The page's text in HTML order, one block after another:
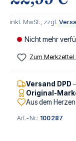
inkl. MwSt., zzgl.
Nicht mehr
Zum Merkzettel
Versand DPD
Original-
Aus dem
Art.-Nr.: 100287